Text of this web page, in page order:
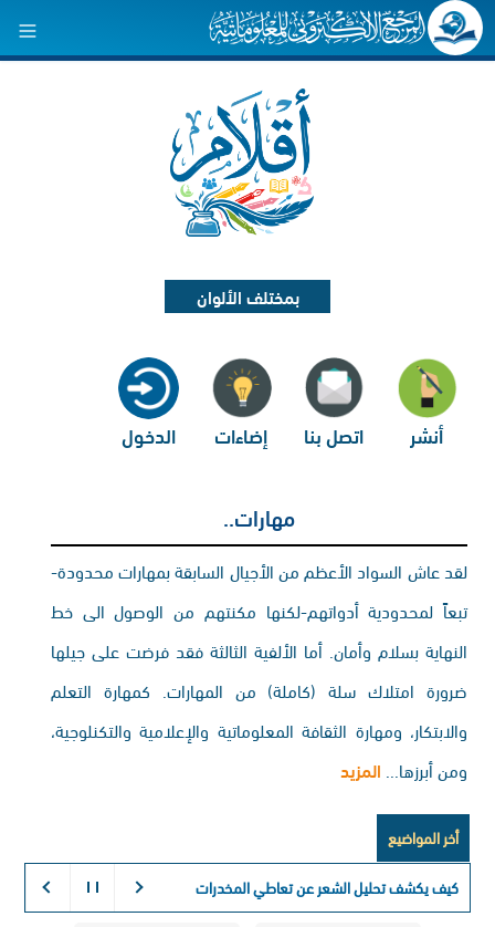
بمختلف الألوان
أنشر اتصل بنا إضاءات الدخول
مهارات..
لقد عاش السواد الأعظم من الأجيال السابقة بمهارات محدودة-
تبعاً لمحدودية أدواتهم-لكنها مكنتهم من الوصول الى خط
النهاية بسلام وأمان. أما الألفية الثالثة فقد فرضت على جيلها
ضرورة امتلاك سلة (كاملة) من المهارات. كمهارة التعلم
والابتكار، ومهارة الثقافة المعلوماتية والإعلامية والتكنلوجية،
ومن أبرزها... المزيد
أخر المواضيع
كيف يكشف تحليل الشعر عن تعاطي المخدرات:
التفسير الكيميائي لذاكرة الجس